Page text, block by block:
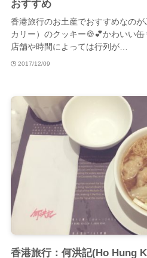
おすすめ
香港旅行のお土産でおすすめなの
カリー）のクッキー🍪💕かわいい
店舗や時間によっては行列が…
2017/12/09
香港旅行：何洪記(Ho Hung